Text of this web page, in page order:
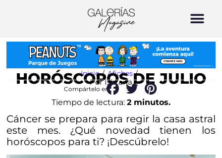
Inicio / Afiches /
HORÓSCOPOS DE JULIO
Por Ishtana
Compártelo en:
Tiempo de lectura: 2 minutos.
Cáncer se prepara para regir la casa astral
este mes. ¿Qué novedad tienen los
horóscopos para ti? ¡Descúbrelo!